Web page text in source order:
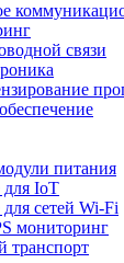
связи
питания
для IoT
сетей Wi-Fi
мониторинг
транспорт